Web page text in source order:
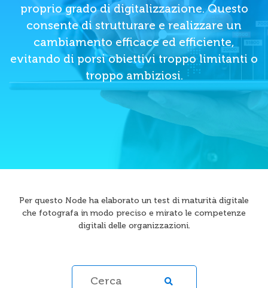
proprio grado di digitalizzazione. Questo
consente di strutturare e realizzare un
cambiamento efficace ed efficiente,
evitando di porsi obiettivi troppo limitanti o
troppo ambiziosi.
Per questo Node ha elaborato un test di maturità digitale
che fotografa in modo preciso e mirato le competenze
digitali delle organizzazioni.